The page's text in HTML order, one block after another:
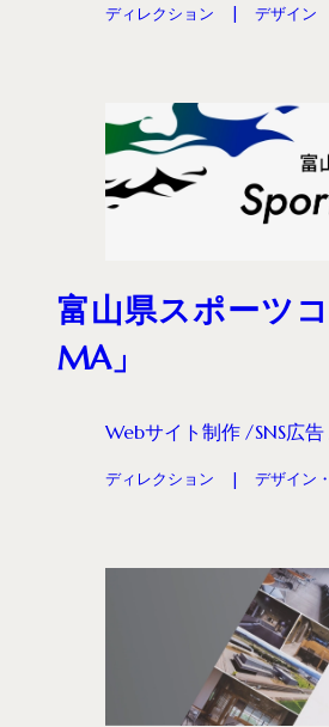
ディレクション デザイン
富山県スポーツ
MA」
Webサイト制作 SNS広告
ディレクション デザイン